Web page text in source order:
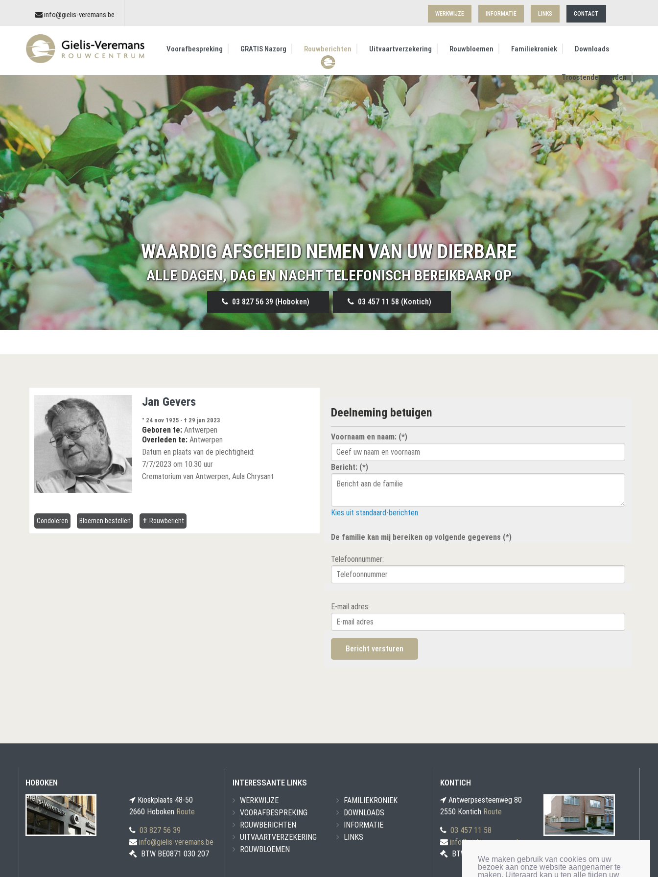
We maken gebruik van cookies om uw
bezoek aan onze website aangenamer te
maken. Uiteraard kan u ten alle tijden uw
info@gielis-veremans.be WERKWIJZE INFORMATIE LINKS CONTACT
Voorafbespreking GRATIS Nazorg Rouwberichten Uitvaartverzekering Rouwbloemen Familiekroniek Downloads
Troostende woorden
WAARDIG AFSCHEID NEMEN VAN UW DIERBARE
ALLE DAGEN, DAG EN NACHT TELEFONISCH BEREIKBAAR OP
03 827 56 39 (Hoboken) 03 457 11 58 (Kontich)
Jan Gevers
° 24 nov 1925 - † 29 jun 2023
Geboren te: Antwerpen
Overleden te: Antwerpen
Datum en plaats van de plechtigheid:
7/7/2023 om 10.30 uur
Crematorium van Antwerpen, Aula Chrysant
Condoleren Bloemen bestellen ✝ Rouwbericht
Deelneming betuigen
Voornaam en naam: (*)
Bericht: (*)
Kies uit standaard-berichten
De familie kan mij bereiken op volgende gegevens (*)
Telefoonnummer:
E-mail adres:
HOBOKEN
Kioskplaats 48-50
2660 Hoboken Route
03 827 56 39
info@gielis-veremans.be
BTW BE0871 030 207
INTERESSANTE LINKS
WERKWIJZE
VOORAFBESPREKING
ROUWBERICHTEN
UITVAARTVERZEKERING
ROUWBLOEMEN
FAMILIEKRONIEK
DOWNLOADS
INFORMATIE
LINKS
KONTICH
Antwerpsesteenweg 80
2550 Kontich Route
03 457 11 58
info@gielis-veremans.be
BTW BE0871 030 207